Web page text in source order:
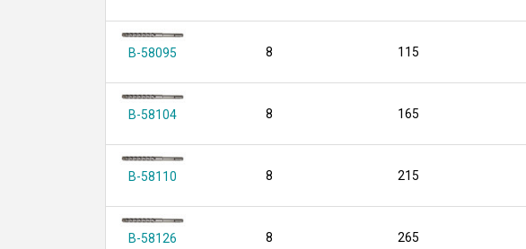
B-58095 8 115
B-58104 8 165
B-58110 8 215
B-58126 8 265